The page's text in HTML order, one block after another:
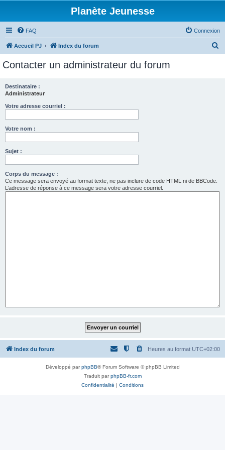
Planète Jeunesse
FAQ Connexion
Accueil PJ Index du forum
Contacter un administrateur du forum
Destinataire :
Administrateur
Votre adresse courriel :
Votre nom :
Sujet :
Corps du message :
Ce message sera envoyé au format texte, ne pas inclure de code HTML ni de BBCode.
L’adresse de réponse à ce message sera votre adresse courriel.
Index du forum Heures au format UTC+02:00
Développé parphpBB® Forum Software © phpBB Limited
Traduit parphpBB-fr.com
Confidentialité | Conditions